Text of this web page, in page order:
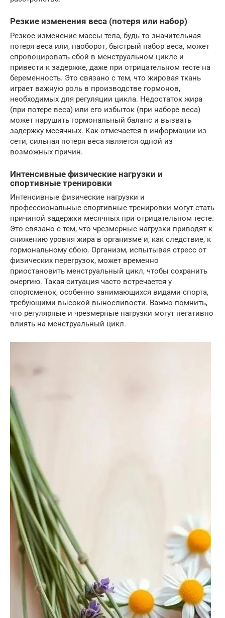
Резкие изменения веса (потеря или набор)
Резкое изменение массы тела, будь то значительная
потеря веса или, наоборот, быстрый набор веса, может
спровоцировать сбой в менструальном цикле и
привести к задержке, даже при отрицательном тесте на
беременность. Это связано с тем, что жировая ткань
играет важную роль в производстве гормонов,
необходимых для регуляции цикла. Недостаток жира
(при потере веса) или его избыток (при наборе веса)
может нарушить гормональный баланс и вызвать
задержку месячных. Как отмечается в информации из
сети, сильная потеря веса является одной из
возможных причин.
Интенсивные физические нагрузки и
спортивные тренировки
Интенсивные физические нагрузки и
профессиональные спортивные тренировки могут стать
причиной задержки месячных при отрицательном тесте.
Это связано с тем, что чрезмерные нагрузки приводят к
снижению уровня жира в организме и, как следствие, к
гормональному сбою. Организм, испытывая стресс от
физических перегрузок, может временно
приостановить менструальный цикл, чтобы сохранить
энергию. Такая ситуация часто встречается у
спортсменок, особенно занимающихся видами спорта,
требующими высокой выносливости. Важно помнить,
что регулярные и чрезмерные нагрузки могут негативно
влиять на менструальный цикл.